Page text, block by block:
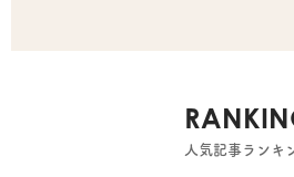
人気記事ランキ